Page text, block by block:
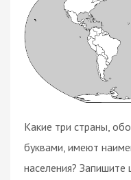
Какие три страны,
буквами, имеют
населения?